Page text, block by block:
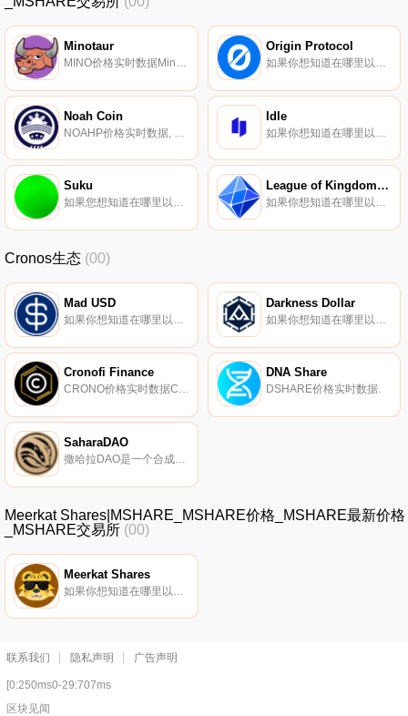
Minotaur
MINO价格实时数据Minotaur。货币是Cronos网络上的一种储备货币和去中心化风险投资,它将交易税再分配作为持有激励。他们的储备货币资产MINO由财政部的一篮子混合资产（如CRO、WBTC、WETH、DAI）支持,财政部的资产用于为DAO盈利.
Origin Protocol
如果你想知道在哪里以当前价格购买Origin Protocol,目前交易{Origin Protocol]股票的顶级加密货币交易所是Binance、Bitrue、ByOGNt、Bitget和Hotcoin Global。您可以在我们的加密货币交易所页面上找到其他列表.
Noah Coin Idle
Suku
如果您想知道在哪里以当前价格购买Suku,目前交易｛SUKUnname｝股票的顶级加密货币交易所是BTCEX、BingX、KuCoin、Gate.io和XT.COM。您可以在我们的加密货币交易所页面上找到其他交易所.
League of Kingdoms Arena
如果你想知道在哪里以当前价格购买League of Kingdoms Arena,目前交易{League of Kingdoms Arena]股票的顶级加密货币交易所是Binance、BTCEX、Bitrue、Bitget和Hotcoin Global.
Cronos生态 (00)
Mad USD Darkness Dollar
Cronofi Finance
CRONO价格实时数据Cronofi Finance是Cronos设计的具有反鲸功能的分层农业.
DNA Share
DSHARE价格实时数据.
SaharaDAO
撒哈拉DAO是一个合成协议,为Cronos网络提供创新的合成市场。撒哈拉DAO；s的第一个分数算法合成代币（MMFX）与Cronos链上的1 MMF的值挂钩。撒哈拉DAO将为最受欢迎的Cronos代币提供进一步的合成市场。该平台引入了部分抵押设计,协议的合成器由基础资产和撒哈拉的本地代币支持.
Meerkat Shares|MSHARE_MSHARE价格_MSHARE最新价格
_MSHARE交易所 (00)
Meerkat Shares
联系我们 隐私声明 广告声明
[0:250ms0-29:707ms
区块见闻